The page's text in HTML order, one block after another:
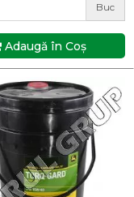
Buc
Adaugă în Coş